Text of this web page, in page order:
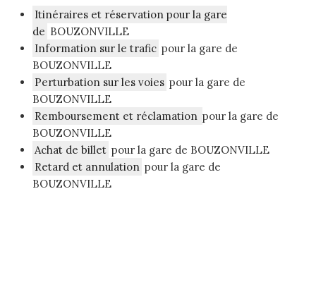
Itinéraires et réservation pour la gare
de BOUZONVILLE
Information sur le trafic pour la gare de
BOUZONVILLE
Perturbation sur les voies pour la gare de
BOUZONVILLE
Remboursement et réclamation pour la gare de
BOUZONVILLE
Achat de billet pour la gare de BOUZONVILLE
Retard et annulation pour la gare de
BOUZONVILLE